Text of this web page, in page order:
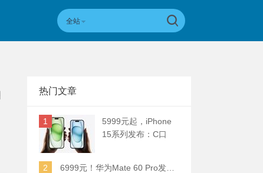
全站
热门文章
1
5999元起，iPhone
15系列发布：C口
2
6999元！华为Mate 60 Pro发布：麒麟9000S+卫星通话 (附初步跑分)